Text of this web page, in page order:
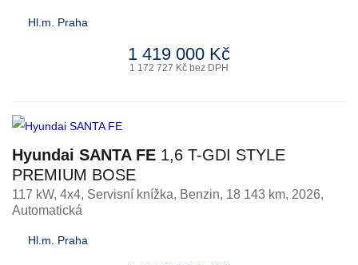
Hl.m. Praha
1 419 000 Kč
1 172 727 Kč bez DPH
Hyundai SANTA FE 1,6 T-GDI STYLE
PREMIUM BOSE
117 kW, 4x4, Servisní knížka, Benzin, 18 143 km, 2026,
Automatická
Hl.m. Praha